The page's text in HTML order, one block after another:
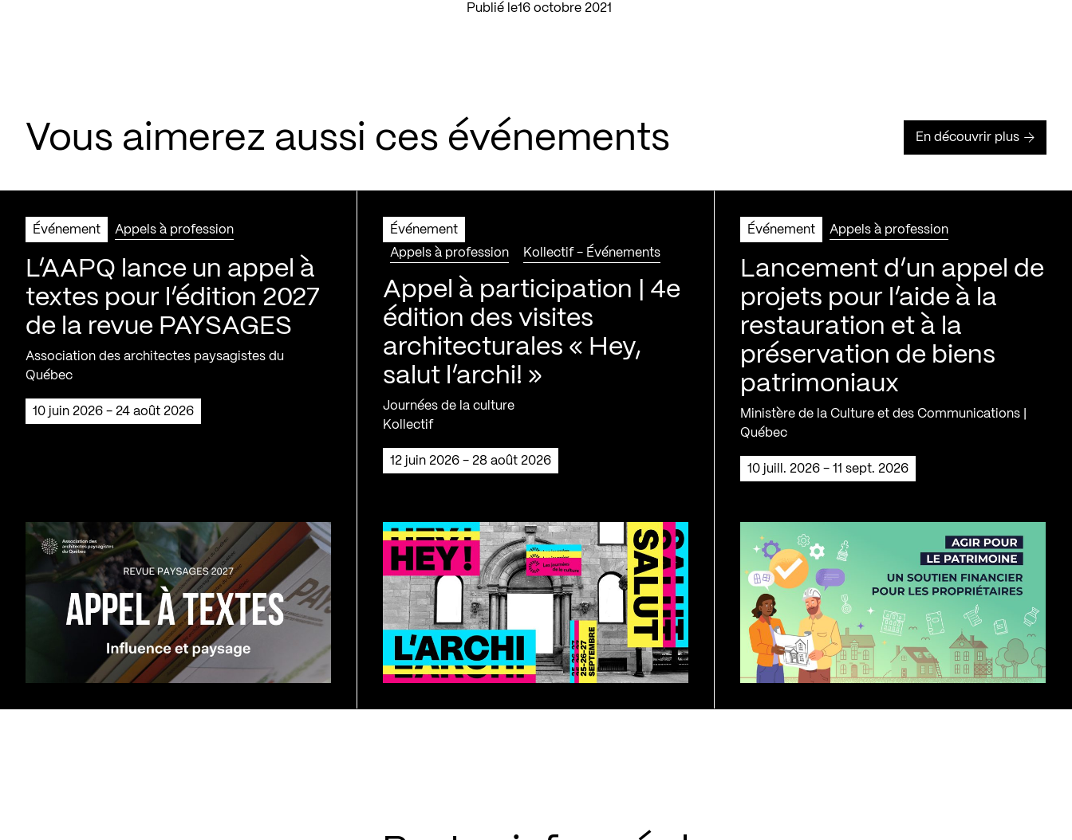
Publié le 16 octobre 2021
Vous aimerez aussi ces événements En découvrir plus
Événement Appels à profession
L’AAPQ lance un appel à
textes pour l’édition 2027
de la revue PAYSAGES
Association des architectes paysagistes du
Québec
10 juin 2026 - 24 août 2026
Événement
Appels à profession
Kollectif - Événements
Appel à participation | 4e
édition des visites
architecturales « Hey,
salut l’archi! »
Journées de la culture
Kollectif
12 juin 2026 - 28 août 2026
Événement Appels à profession
Lancement d’un appel de
projets pour l’aide à la
restauration et à la
préservation de biens
patrimoniaux
Ministère de la Culture et des Communications |
Québec
10 juill. 2026 - 11 sept. 2026